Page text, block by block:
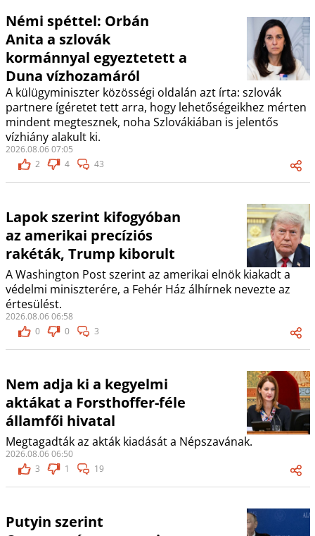
Némi spéttel: Orbán
Anita a szlovák
kormánnyal egyeztetett a
Duna vízhozamáról
A külügyminiszter közösségi oldalán azt írta: szlovák
partnere ígéretet tett arra, hogy lehetőségeikhez mérten
mindent megtesznek, noha Szlovákiában is jelentős
vízhiány alakult ki.
2026.08.06 07:05
2
4 43
Lapok szerint kifogyóban
az amerikai precíziós
rakéták, Trump kiborult
A Washington Post szerint az amerikai elnök kiakadt a
védelmi miniszterére, a Fehér Ház álhírnek nevezte az
értesülést.
2026.08.06 06:58
0
0 3
Nem adja ki a kegyelmi
aktákat a Forsthoffer-féle
államfői hivatal
Megtagadták az akták kiadását a Népszavának.
2026.08.06 06:50
3
1 19
Putyin szerint